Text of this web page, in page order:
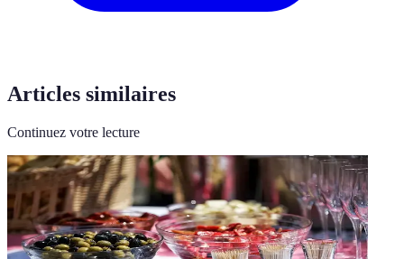
Articles similaires
Continuez votre lecture